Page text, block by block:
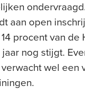
aan open
procent van
nog stijgt.
wel